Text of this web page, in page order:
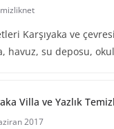
Karşıyaka ve
su deposu,
Villa ve Yazlık
2017